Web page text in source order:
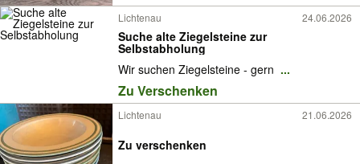
Lichtenau 24.06.2026
Suche alte Ziegelsteine zur
Selbstabholung
Wir suchen Ziegelsteine - gern ...
Zu Verschenken
Lichtenau 21.06.2026
Zu verschenken